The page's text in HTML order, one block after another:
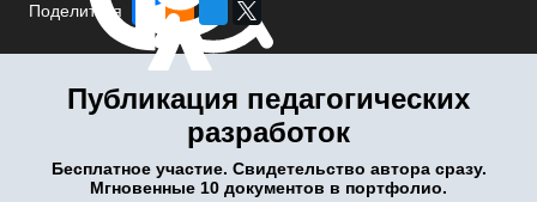
Поделиться
Публикация педагогических
разработок
Бесплатное участие. Свидетельство автора сразу.
Мгновенные 10 документов в портфолио.